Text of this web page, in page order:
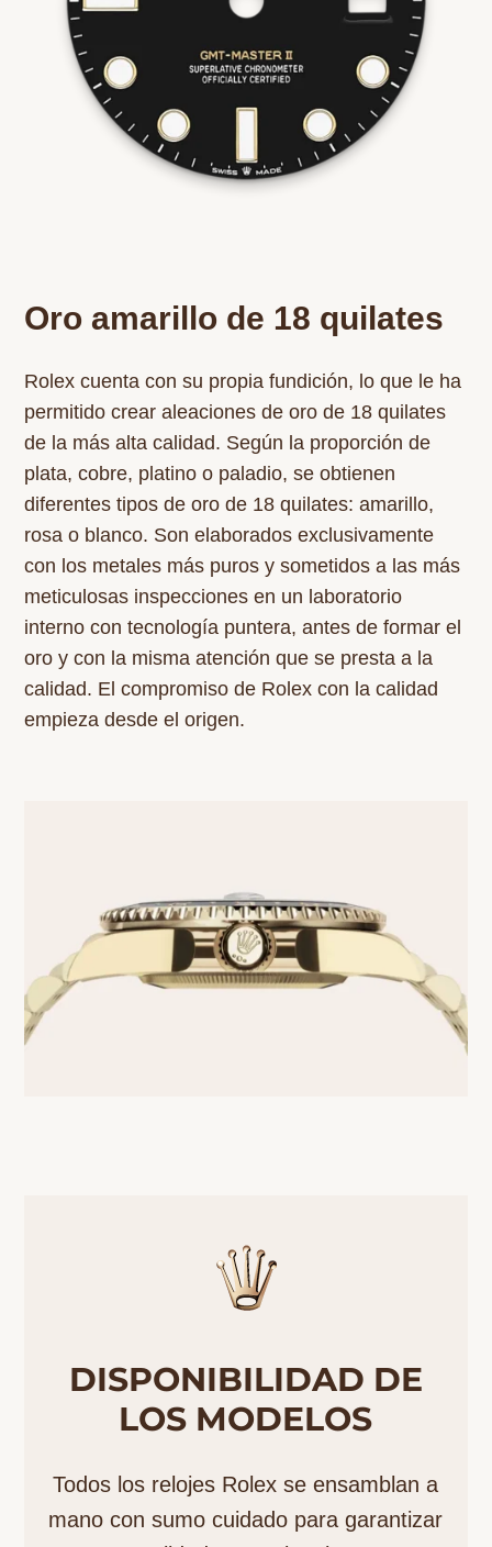
Oro amarillo de 18 quilates
Rolex cuenta con su propia fundición, lo que le ha
permitido crear aleaciones de oro de 18 quilates
de la más alta calidad. Según la proporción de
plata, cobre, platino o paladio, se obtienen
diferentes tipos de oro de 18 quilates: amarillo,
rosa o blanco. Son elaborados exclusivamente
con los metales más puros y sometidos a las más
meticulosas inspecciones en un laboratorio
interno con tecnología puntera, antes de formar el
oro y con la misma atención que se presta a la
calidad. El compromiso de Rolex con la calidad
empieza desde el origen.
DISPONIBILIDAD DE
LOS MODELOS
Todos los relojes Rolex se ensamblan a
mano con sumo cuidado para garantizar